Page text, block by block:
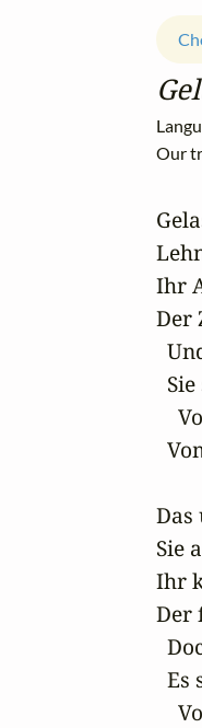
Our
Ihr
Der
Sie
Ihr
Der
Es